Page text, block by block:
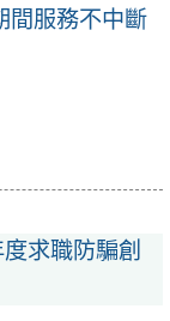
間服務不中斷
求職防騙創